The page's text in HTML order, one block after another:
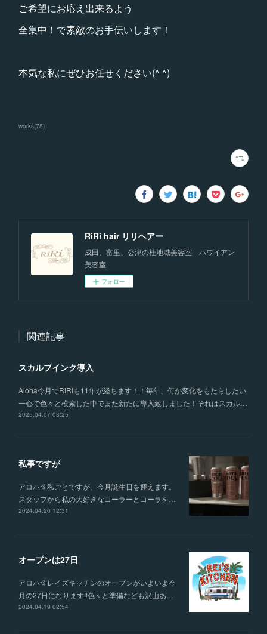
ご希望にお応え出来るよう
全集中！で素敵のお手伝いします！
本気な私にぜひお任せください(^ ^)
works(75)
RiRi hair リリヘアー
成田、富里、公津の杜地域美容室 ハワイアン
美容室
フォロー
関連記事
スカルプインク導入
Aloha今月でRIRIも11年が経ちます！！毎年、何か変化をもたらしたい
一心で色々と模索した中でまた新たに導入致しました！それはスカル…
2025.04.07 03:25
私事ですが
アロハ🤙私ごとですが、今月誕生日を迎えます。
スタッフから私の大好きなコーラーとコーラを…
2024.04.20 12:31
オープンは27日
アロハ🤙レイズキッチンのオープンがいよいよ今
月の27日になります‼️色々と準備なども沢山あ…
2024.04.19 02:54